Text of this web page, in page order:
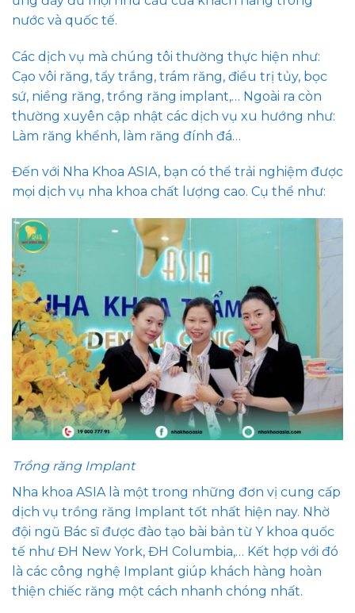
nước và quốc tế.
Các dịch vụ mà chúng tôi thường thực hiện như:
Cạo vôi răng, tẩy trắng, trám răng, điều trị tủy, bọc
sứ, niềng răng, trồng răng implant,… Ngoài ra còn
thường xuyên cập nhật các dịch vụ xu hướng như:
Làm răng khểnh, làm răng đính đá…
Đến với Nha Khoa ASIA, bạn có thể trải nghiệm được
mọi dịch vụ nha khoa chất lượng cao. Cụ thể như:
Trồng răng Implant
Nha khoa ASIA là một trong những đơn vị cung cấp
dịch vụ trồng răng Implant tốt nhất hiện nay. Nhờ
đội ngũ Bác sĩ được đào tạo bài bản từ Y khoa quốc
tế như ĐH New York, ĐH Columbia,… Kết hợp với đó
là các công nghệ Implant giúp khách hàng hoàn
thiện chiếc răng một cách nhanh chóng nhất.